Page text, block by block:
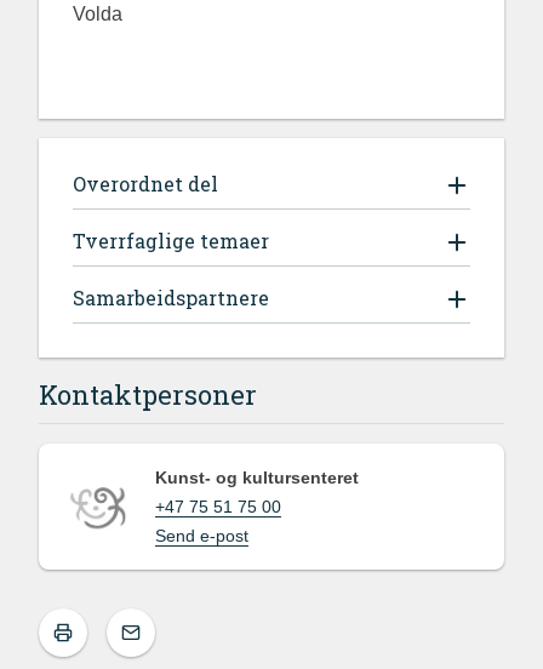
Volda
Overordnet del
Tverrfaglige temaer
Samarbeidspartnere
Kontaktpersoner
Kunst- og kultursenteret
+47 75 51 75 00
Send e-post